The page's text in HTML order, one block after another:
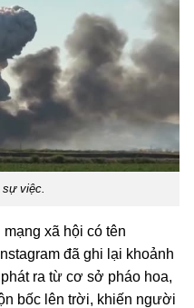
việc.
xã hội có tên
đã ghi lại khoảnh
ra từ cơ sở pháo hoa,
bốc lên trời, khiến người